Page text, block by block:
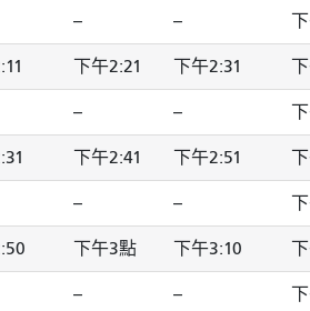
-- --
下午2:21 下午2:31
-- --
下午2:41 下午2:51
-- --
下午3點 下午3:10
-- --